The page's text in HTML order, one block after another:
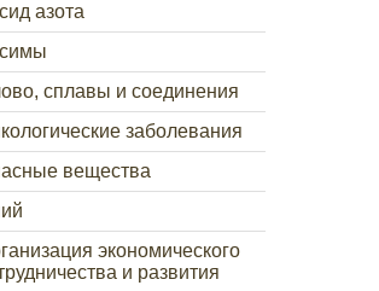
азота
сплавы и соединения
заболевания
вещества
экономического
и развития